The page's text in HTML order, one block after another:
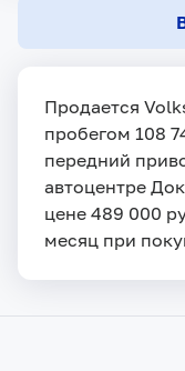
Продается
пробегом 108
передний
автоцентре
цене 489 000
месяц при